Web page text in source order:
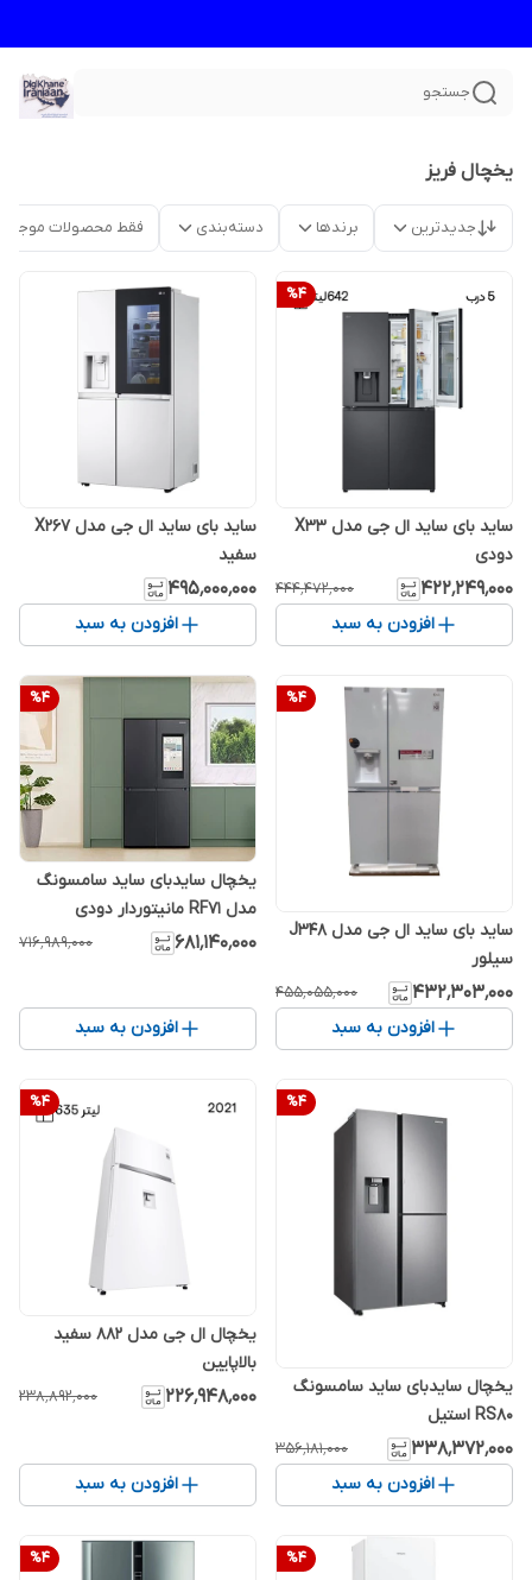
جستجو
یخچال فریز
جدیدترین برندها دسته‌بندی فقط محصولات موجود
%4
ساید بای ساید ال جی مدل X33
دودی
۴۲۲٬۲۴۹٬۰۰۰ ۴۴۴٬۴۷۲٬۰۰۰
افزودن به سبد
ساید بای ساید ال جی مدل X267
سفید
۴۹۵٬۰۰۰٬۰۰۰
افزودن به سبد
%4
ساید بای ساید ال جی مدل J348
سیلور
۴۳۲٬۳۰۳٬۰۰۰ ۴۵۵٬۰۵۵٬۰۰۰
افزودن به سبد
%4
یخچال سایدبای ساید سامسونگ
مدل RF71 مانیتوردار دودی
۶۸۱٬۱۴۰٬۰۰۰ ۷۱۶٬۹۸۹٬۰۰۰
افزودن به سبد
%4
یخچال سایدبای ساید سامسونگ
RS80 استیل
۳۳۸٬۳۷۲٬۰۰۰ ۳۵۶٬۱۸۱٬۰۰۰
افزودن به سبد
%4
یخچال ال جی مدل ۸۸۲ سفید
بالاپایین
۲۲۶٬۹۴۸٬۰۰۰ ۲۳۸٬۸۹۲٬۰۰۰
افزودن به سبد
%4
%4